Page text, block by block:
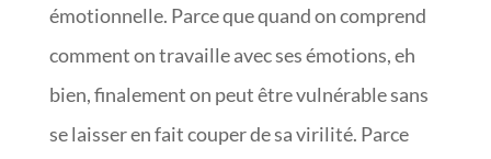
émotionnelle. Parce que quand on comprend
comment on travaille avec ses émotions, eh
bien, finalement on peut être vulnérable sans
se laisser en fait couper de sa virilité. Parce